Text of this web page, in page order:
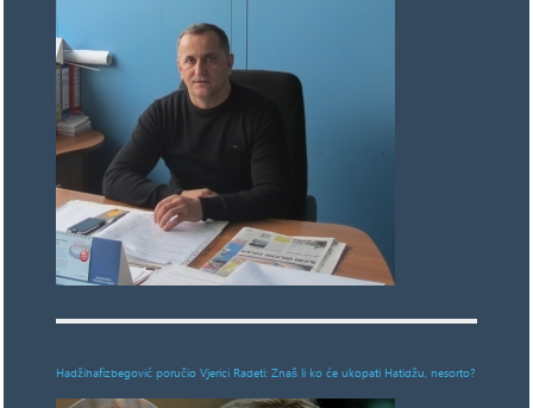
Hadžihafizbegović poručio Vjerici Radeti: Znaš li ko će ukopati Hatidžu, nesorto?